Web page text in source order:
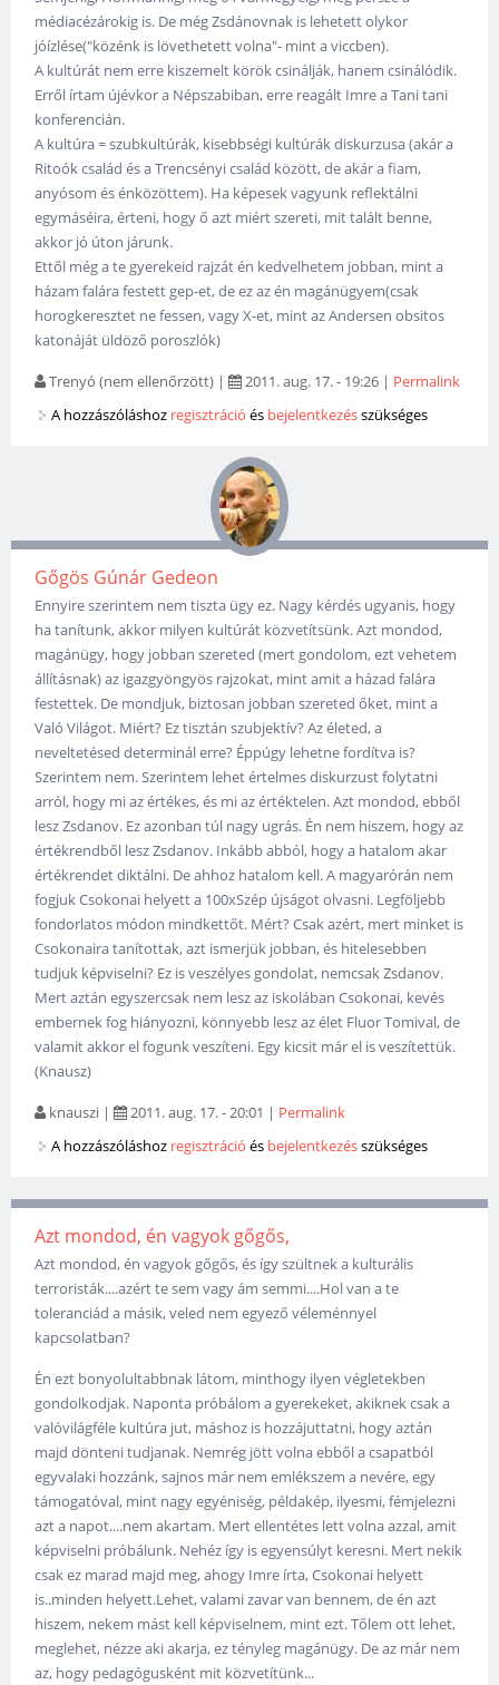
médiacézárokig is. De még Zsdánovnak is lehetett olykor
jóízlése("közénk is lövethetett volna"- mint a viccben).
A kultúrát nem erre kiszemelt körök csinálják, hanem csinálódik.
Erről írtam újévkor a Népszabiban, erre reagált Imre a Tani tani
konferencián.
A kultúra = szubkultúrák, kisebbségi kultúrák diskurzusa (akár a
Ritoók család és a Trencsényi család között, de akár a fiam,
anyósom és énközöttem). Ha képesek vagyunk reflektálni
egymáséira, érteni, hogy ő azt miért szereti, mit talált benne,
akkor jó úton járunk.
Ettől még a te gyerekeid rajzát én kedvelhetem jobban, mint a
házam falára festett gep-et, de ez az én magánügyem(csak
horogkeresztet ne fessen, vagy X-et, mint az Andersen obsitos
katonáját üldöző poroszlók)
Trenyó (nem ellenőrzött) | 2011. aug. 17. - 19:26 | Permalink
A hozzászóláshoz regisztráció és bejelentkezésszükséges
Gőgös Gúnár Gedeon
Ennyire szerintem nem tiszta ügy ez. Nagy kérdés ugyanis, hogy
ha tanítunk, akkor milyen kultúrát közvetítsünk. Azt mondod,
magánügy, hogy jobban szereted (mert gondolom, ezt vehetem
állításnak) az igazgyöngyös rajzokat, mint amit a házad falára
festettek. De mondjuk, biztosan jobban szereted őket, mint a
Való Világot. Miért? Ez tisztán szubjektív? Az életed, a
neveltetésed determinál erre? Éppúgy lehetne fordítva is?
Szerintem nem. Szerintem lehet értelmes diskurzust folytatni
arról, hogy mi az értékes, és mi az értéktelen. Azt mondod, ebből
lesz Zsdanov. Ez azonban túl nagy ugrás. Én nem hiszem, hogy az
értékrendből lesz Zsdanov. Inkább abból, hogy a hatalom akar
értékrendet diktálni. De ahhoz hatalom kell. A magyarórán nem
fogjuk Csokonai helyett a 100xSzép újságot olvasni. Legföljebb
fondorlatos módon mindkettőt. Mért? Csak azért, mert minket is
Csokonaira tanítottak, azt ismerjük jobban, és hitelesebben
tudjuk képviselni? Ez is veszélyes gondolat, nemcsak Zsdanov.
Mert aztán egyszercsak nem lesz az iskolában Csokonai, kevés
embernek fog hiányozni, könnyebb lesz az élet Fluor Tomival, de
valamit akkor el fogunk veszíteni. Egy kicsit már el is veszítettük.
(Knausz)
knauszi | 2011. aug. 17. - 20:01 | Permalink
A hozzászóláshoz regisztráció és bejelentkezésszükséges
Azt mondod, én vagyok gőgős,
Azt mondod, én vagyok gőgős, és így szültnek a kulturális
terroristák....azért te sem vagy ám semmi....Hol van a te
toleranciád a másik, veled nem egyező véleménnyel
kapcsolatban?
Én ezt bonyolultabbnak látom, minthogy ilyen végletekben
gondolkodjak. Naponta próbálom a gyerekeket, akiknek csak a
valóvilágféle kultúra jut, máshoz is hozzájuttatni, hogy aztán
majd dönteni tudjanak. Nemrég jött volna ebből a csapatból
egyvalaki hozzánk, sajnos már nem emlékszem a nevére, egy
támogatóval, mint nagy egyéniség, példakép, ilyesmi, fémjelezni
azt a napot....nem akartam. Mert ellentétes lett volna azzal, amit
képviselni próbálunk. Nehéz így is egyensúlyt keresni. Mert nekik
csak ez marad majd meg, ahogy Imre írta, Csokonai helyett
is..minden helyett.Lehet, valami zavar van bennem, de én azt
hiszem, nekem mást kell képviselnem, mint ezt. Tőlem ott lehet,
meglehet, nézze aki akarja, ez tényleg magánügy. De az már nem
az, hogy pedagógusként mit közvetítünk...